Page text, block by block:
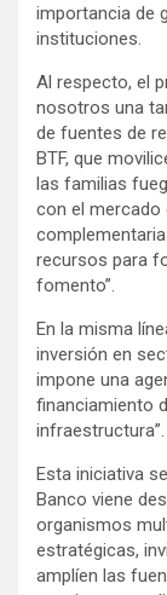
importancia de
instituciones.
Al respecto, el
nosotros una
de fuentes de
BTF, que
las familias
con el mercado
recursos para
fomento”.
En la misma
inversión en
impone una
financiamiento
infraestructura”.
Esta iniciativa
Banco viene
organismos
estratégicas,
amplíen las